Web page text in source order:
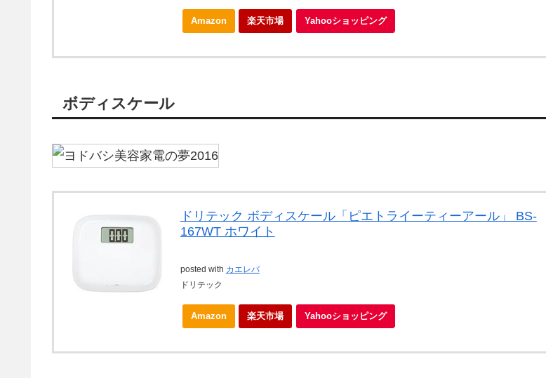
Amazon 楽天市場 Yahooショッピング
ボディスケール
ドリテック ボディスケール「ピエトライーティーアール」 BS-
167WT ホワイト
posted with カエレバ
ドリテック
Amazon 楽天市場 Yahooショッピング